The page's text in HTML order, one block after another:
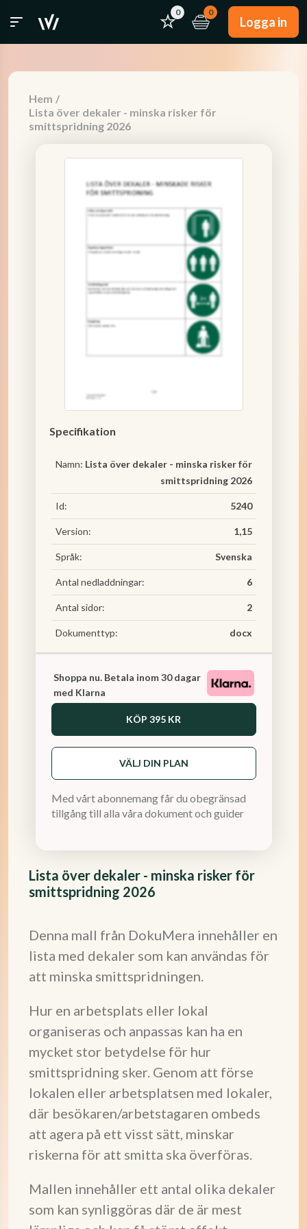
0 0
Logga in
Hem /
Lista över dekaler - minska risker för
smittspridning 2026
Lista över dekaler - minska risker för
smittspridning 2026
Denna mall från DokuMera innehåller en
lista med dekaler som kan användas för
att minska smittspridningen.
Hur en arbetsplats eller lokal
organiseras och anpassas kan ha en
mycket stor betydelse för hur
smittspridning sker. Genom att förse
lokalen eller arbetsplatsen med lokaler,
där besökaren/arbetstagaren ombeds
att agera på ett visst sätt, minskar
riskerna för att smitta ska överföras.
Mallen innehåller ett antal olika dekaler
som kan synliggöras där de är mest
Specifikation
Namn: Lista över dekaler - minska risker för
smittspridning 2026
Id: 5240
Version: 1,15
Språk: Svenska
Antal nedladdningar: 6
Antal sidor: 2
Dokumenttyp: docx
Shoppa nu. Betala inom 30 dagar
med Klarna
KÖP 395 KR
VÄLJ DIN PLAN
Med vårt abonnemang får du obegränsad
tillgång till alla våra dokument och guider